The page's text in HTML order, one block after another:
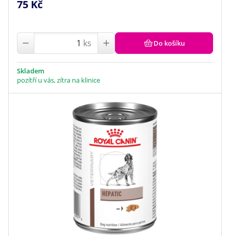
75 Kč
ks Do košíku
Skladem
pozítří u vás, zítra na klinice